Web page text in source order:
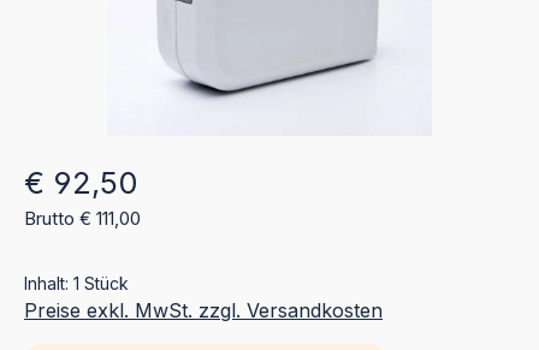
Regulärer Preis:
€ 92,50
Brutto € 111,00
Inhalt: 1 Stück
Preise exkl. MwSt. zzgl. Versandkosten